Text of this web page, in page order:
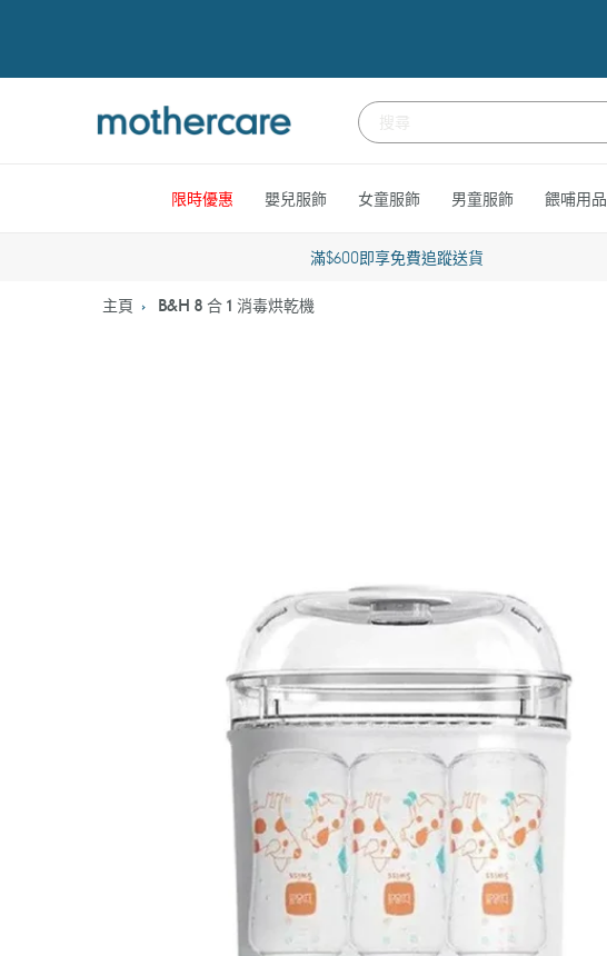
容
限時優惠 嬰兒服飾 女童服飾 男童服飾 餵哺用品
滿$600即享免費追蹤送貨
主頁 B&H 8 合 1 消毒烘乾機